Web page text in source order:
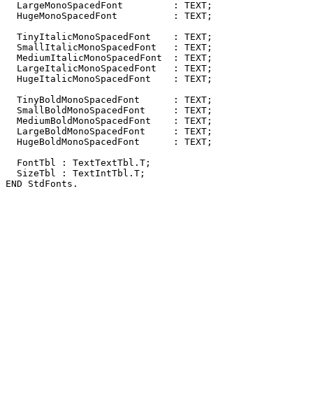
  LargeMonoSpacedFont         : TEXT;
  HugeMonoSpacedFont          : TEXT;
  TinyItalicMonoSpacedFont    : TEXT;
  SmallItalicMonoSpacedFont   : TEXT;
  MediumItalicMonoSpacedFont  : TEXT;
  LargeItalicMonoSpacedFont   : TEXT;
  HugeItalicMonoSpacedFont    : TEXT;
  TinyBoldMonoSpacedFont      : TEXT;
  SmallBoldMonoSpacedFont     : TEXT;
  MediumBoldMonoSpacedFont    : TEXT;
  LargeBoldMonoSpacedFont     : TEXT;
  HugeBoldMonoSpacedFont      : TEXT;
  FontTbl : TextTextTbl.T;
  SizeTbl : TextIntTbl.T;